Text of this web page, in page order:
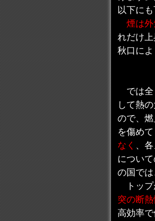
以下にも
煙は
れだけ
秋口によ
では全
して熱
ので、
を傷め
なく 、
につい
の国で
トップ
突の断
高効率